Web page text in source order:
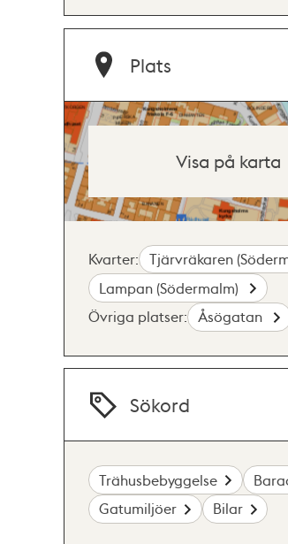
Plats
Visa på karta
Kvarter:
Tjärvräkaren
Lampan (Södermalm)
Övriga platser:
Åsögatan
Sökord
Trähusbebyggelse
Gatumiljöer
Bilar